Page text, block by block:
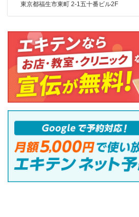
東京都福生市東町 2-1五十番ビル2F